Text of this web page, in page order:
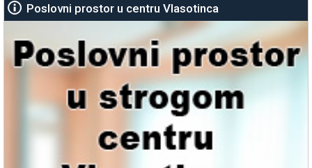
Poslovni prostor u centru Vlasotinca